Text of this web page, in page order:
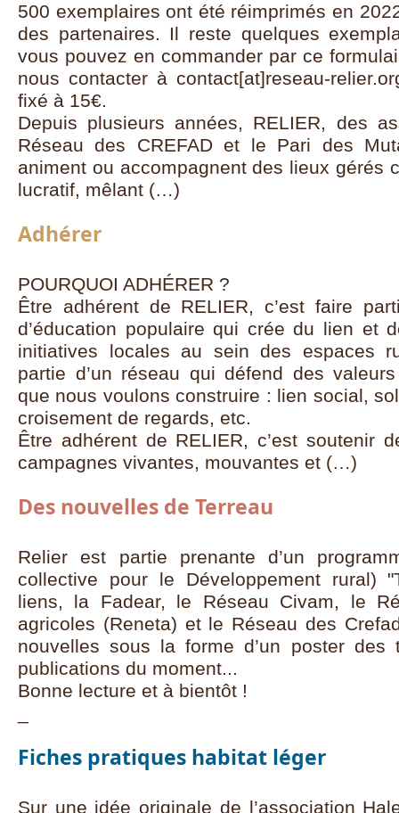
500 exemplaires ont été réimprimés en
des partenaires. Il reste quelques
vous pouvez en commander par ce
nous contacter à contact[at]reseau-
fixé à 15€.
Depuis plusieurs années, RELIER, des
Réseau des CREFAD et le Pari des
animent ou accompagnent des lieux gérés
lucratif, mêlant (…)
Adhérer
POURQUOI ADHÉRER ?
Être adhérent de RELIER, c’est faire
d’éducation populaire qui crée du lien et
initiatives locales au sein des espaces
partie d’un réseau qui défend des
que nous voulons construire : lien social,
croisement de regards, etc.
Être adhérent de RELIER, c’est soutenir
campagnes vivantes, mouvantes et (…)
Des nouvelles de Terreau
Relier est partie prenante d’un
collective pour le Développement rural)
liens, la Fadear, le Réseau Civam, le
agricoles (Reneta) et le Réseau des
nouvelles sous la forme d’un poster des
publications du moment...
Bonne lecture et à bientôt !
Fiches pratiques habitat léger
Sur une idée originale de l’association